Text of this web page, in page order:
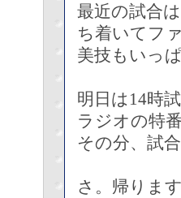
最近の試合
ち着いてフ
美技もいっ
明日は14時
ラジオの特
その分、試
さ。帰りま